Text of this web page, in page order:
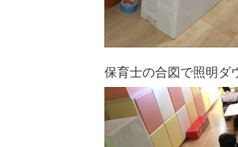
保育士の合図で照明ダ